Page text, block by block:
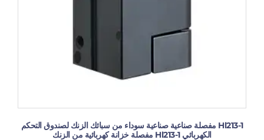
Hl213-1 مفصلة صناعية صناعية سوداء من سبائك الزنك لصندوق التحكم
الكهربائي Hl213-1 مفصلة خزانة كهربائية من الزنك